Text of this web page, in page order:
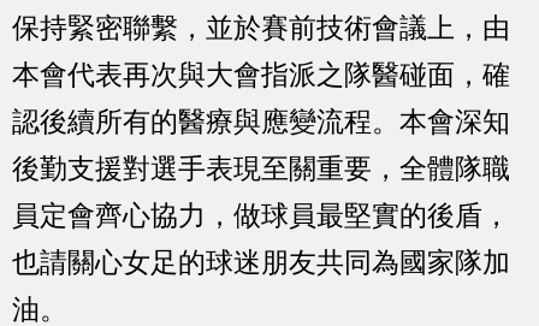
保持緊密聯繫，並於賽前技術會議上，由
本會代表再次與大會指派之隊醫碰面，確
認後續所有的醫療與應變流程。本會深知
後勤支援對選手表現至關重要，全體隊職
員定會齊心協力，做球員最堅實的後盾，
也請關心女足的球迷朋友共同為國家隊加
油。